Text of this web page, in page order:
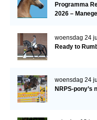
Sport
Paard te koop
Inloggen
CONTACT
Programma
2026 –
woensdag 24
Ready to
woensdag 24
NRPS-pony’s